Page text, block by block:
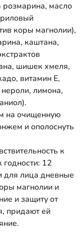
грецкого ореха,
(актив коры
акации,
инулин, СК-
Д-пантенол,
акриловый
калия сорбат,
лимона,
линалоол,
наносить
кожу лица
движениями.
к одному из
Срок годности:
нетто: 80 г. Сливки
с экстрактом
керамидов и
кислот.
кожу,
во время сна ее
следы стресса
розмарина, масло
коры магнолии),
каштана,
шишек хмеля,
витамин Е,
лимона,
на очищенную
и ополоснуть
к
12
для лица дневные
магнолии и
и защиту от
придают ей